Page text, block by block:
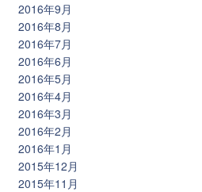
2016年9月
2016年8月
2016年7月
2016年6月
2016年5月
2016年4月
2016年3月
2016年2月
2016年1月
2015年12月
2015年11月